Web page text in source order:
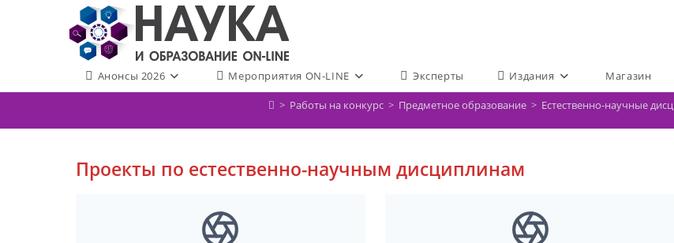
содержимому
Анонсы 2026 Мероприятия ON-LINE Эксперты Издания Магазин
> Работы на конкурс > Предметное образование > Естественно-научные
Проекты по естественно-научным дисциплинам